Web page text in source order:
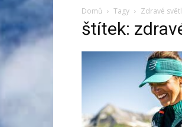
Domů Tagy Zdravé
štítek: